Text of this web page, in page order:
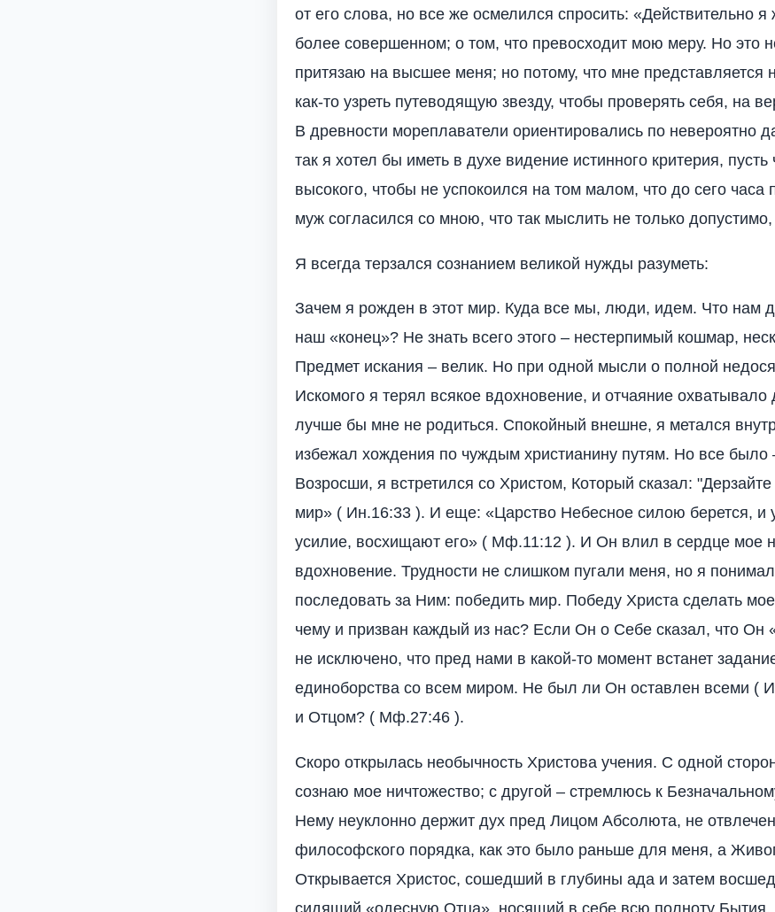
от его слова, но все же осмелился спросить: «Действительно я
более совершенном; о том, что превосходит мою меру. Но это
притязаю на высшее меня; но потому, что мне представляется
как-то узреть путеводящую звезду, чтобы проверять себя, на
В древности мореплаватели ориентировались по невероятно
так я хотел бы иметь в духе видение истинного критерия,
высокого, чтобы не успокоился на том малом, что до сего часа
муж согласился со мною, что так мыслить не только
Я всегда терзался сознанием великой нужды разуметь:
Зачем я рожден в этот мир. Куда все мы, люди, идем. Что нам
наш «конец»? Не знать всего этого – нестерпимый кошмар,
Предмет искания – велик. Но при одной мысли о полной
Искомого я терял всякое вдохновение, и отчаяние
лучше бы мне не родиться. Спокойный внешне, я метался
избежал хождения по чуждым христианину путям. Но все было
Возросши, я встретился со Христом, Который сказал:
мир» ( Ин.16:33 ). И еще: «Царство Небесное силою берется, и
усилие, восхищают его» ( Мф.11:12 ). И Он влил в сердце мое
вдохновение. Трудности не слишком пугали меня, но я
последовать за Ним: победить мир. Победу Христа сделать
чему и призван каждый из нас? Если Он о Себе сказал, что Он
не исключено, что пред нами в какой-то момент встанет
единоборства со всем миром. Не был ли Он оставлен всеми (
и Отцом? ( Мф.27:46 ).
Скоро открылась необычность Христова учения. С одной
сознаю мое ничтожество; с другой – стремлюсь к
Нему неуклонно держит дух пред Лицом Абсолюта, не
философского порядка, как это было раньше для меня, а
Открывается Христос, сошедший в глубины ада и затем
сидящий «одесную Отца», носящий в себе всю полноту